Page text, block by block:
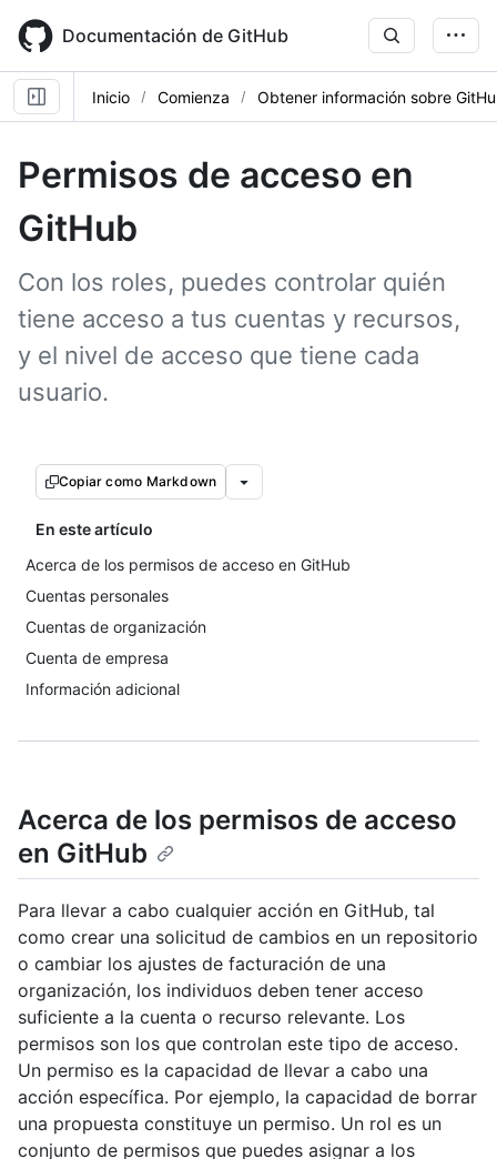
main
content
Documentación de GitHub
Inicio Comienza Obtener información sobre
Permisos de acceso en
GitHub
Con los roles, puedes controlar quién
tiene acceso a tus cuentas y recursos,
y el nivel de acceso que tiene cada
usuario.
Copiar como Markdown
En este artículo
Acerca de los permisos de acceso en GitHub
Cuentas personales
Cuentas de organización
Cuenta de empresa
Información adicional
Acerca de los permisos de acceso
en GitHub
Para llevar a cabo cualquier acción en GitHub, tal
como crear una solicitud de cambios en un repositorio
o cambiar los ajustes de facturación de una
organización, los individuos deben tener acceso
suficiente a la cuenta o recurso relevante. Los
permisos son los que controlan este tipo de acceso.
Un permiso es la capacidad de llevar a cabo una
acción específica. Por ejemplo, la capacidad de borrar
una propuesta constituye un permiso. Un rol es un
conjunto de permisos que puedes asignar a los